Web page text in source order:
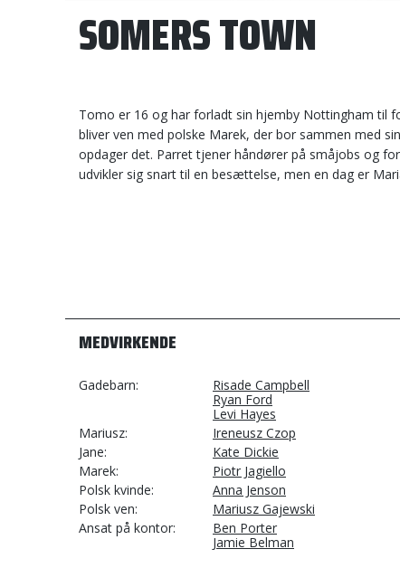
SOMERS TOWN
Tomo er 16 og har forladt sin hjemby Nottingham til
bliver ven med polske Marek, der bor sammen med
opdager det. Parret tjener håndører på småjobs og
udvikler sig snart til en besættelse, men en dag er
MEDVIRKENDE
Gadebarn
Risade Campbell
Ryan Ford
Levi Hayes
Mariusz
Ireneusz Czop
Jane
Kate Dickie
Marek
Piotr Jagiello
Polsk kvinde
Anna Jenson
Polsk ven
Mariusz Gajewski
Ansat på kontor
Ben Porter
Jamie Belman